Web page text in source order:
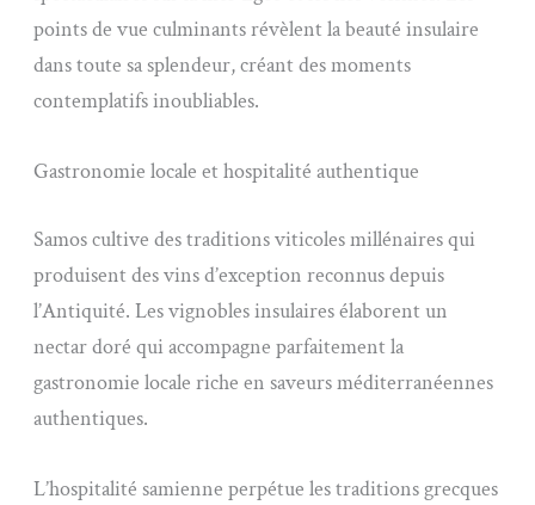
points de vue culminants révèlent la beauté insulaire
dans toute sa splendeur, créant des moments
contemplatifs inoubliables.
Gastronomie locale et hospitalité authentique
Samos cultive des traditions viticoles millénaires qui
produisent des vins d’exception reconnus depuis
l’Antiquité. Les vignobles insulaires élaborent un
nectar doré qui accompagne parfaitement la
gastronomie locale riche en saveurs méditerranéennes
authentiques.
L’hospitalité samienne perpétue les traditions grecques